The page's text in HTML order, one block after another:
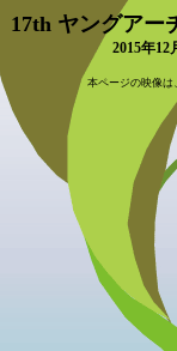
17th ヤングアー
2015年12
本ページの映像は